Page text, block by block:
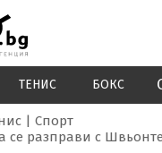
ТЕНИС БОКС
Спорт
се разправи с